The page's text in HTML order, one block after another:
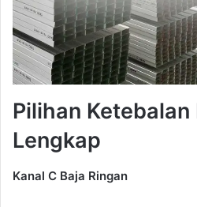
Pilihan Ketebalan
Lengkap
Kanal C Baja Ringan